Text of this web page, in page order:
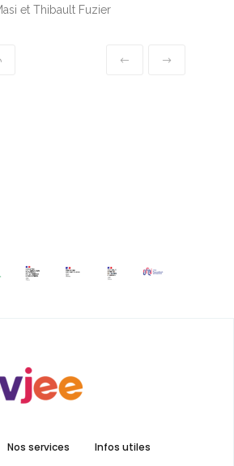
et Thibault Fuzier
Nos services Infos utiles